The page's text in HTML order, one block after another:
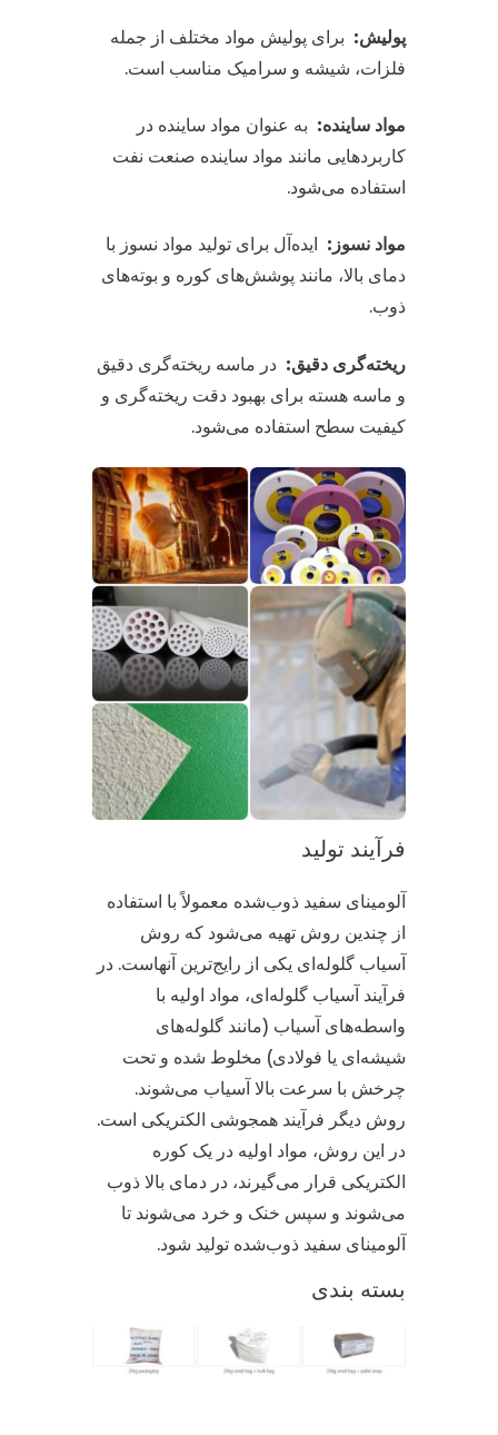
پولیش:برای پولیش مواد مختلف از جمله
فلزات، شیشه و سرامیک مناسب است.
مواد ساینده:به عنوان مواد ساینده در
کاربردهایی مانند مواد ساینده صنعت نفت
استفاده می‌شود.
مواد نسوز:ایده‌آل برای تولید مواد نسوز با
دمای بالا، مانند پوشش‌های کوره و بوته‌های
ذوب.
ریخته‌گری دقیق:در ماسه ریخته‌گری دقیق
و ماسه هسته برای بهبود دقت ریخته‌گری و
کیفیت سطح استفاده می‌شود.
فرآیند تولید
آلومینای سفید ذوب‌شده معمولاً با استفاده
از چندین روش تهیه می‌شود که روش
آسیاب گلوله‌ای یکی از رایج‌ترین آنهاست. در
فرآیند آسیاب گلوله‌ای، مواد اولیه با
واسطه‌های آسیاب (مانند گلوله‌های
شیشه‌ای یا فولادی) مخلوط شده و تحت
چرخش با سرعت بالا آسیاب می‌شوند.
روش دیگر فرآیند همجوشی الکتریکی است.
در این روش، مواد اولیه در یک کوره
الکتریکی قرار می‌گیرند، در دمای بالا ذوب
می‌شوند و سپس خنک و خرد می‌شوند تا
آلومینای سفید ذوب‌شده تولید شود.
بسته بندی